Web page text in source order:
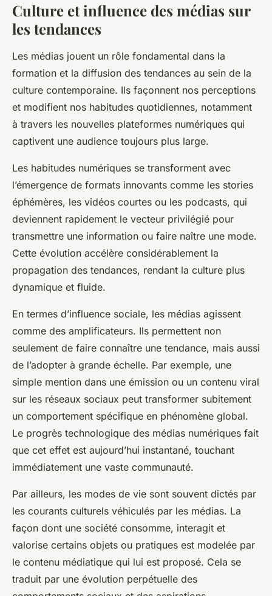
Culture et influence des médias sur
les tendances
Les médias jouent un rôle fondamental dans la
formation et la diffusion des tendances au sein de la
culture contemporaine. Ils façonnent nos perceptions
et modifient nos habitudes quotidiennes, notamment
à travers les nouvelles plateformes numériques qui
captivent une audience toujours plus large.
Les habitudes numériques se transforment avec
l’émergence de formats innovants comme les stories
éphémères, les vidéos courtes ou les podcasts, qui
deviennent rapidement le vecteur privilégié pour
transmettre une information ou faire naître une mode.
Cette évolution accélère considérablement la
propagation des tendances, rendant la culture plus
dynamique et fluide.
En termes d’influence sociale, les médias agissent
comme des amplificateurs. Ils permettent non
seulement de faire connaître une tendance, mais aussi
de l’adopter à grande échelle. Par exemple, une
simple mention dans une émission ou un contenu viral
sur les réseaux sociaux peut transformer subitement
un comportement spécifique en phénomène global.
Le progrès technologique des médias numériques fait
que cet effet est aujourd’hui instantané, touchant
immédiatement une vaste communauté.
Par ailleurs, les modes de vie sont souvent dictés par
les courants culturels véhiculés par les médias. La
façon dont une société consomme, interagit et
valorise certains objets ou pratiques est modelée par
le contenu médiatique qui lui est proposé. Cela se
traduit par une évolution perpétuelle des